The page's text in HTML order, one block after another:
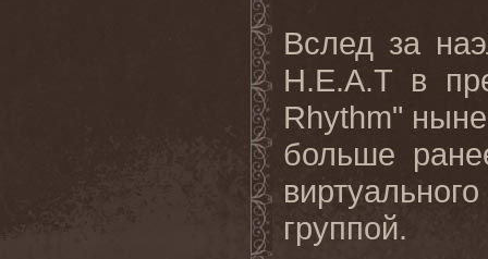
Вслед за
H.E.A.T в
Rhythm"
больше
группой.